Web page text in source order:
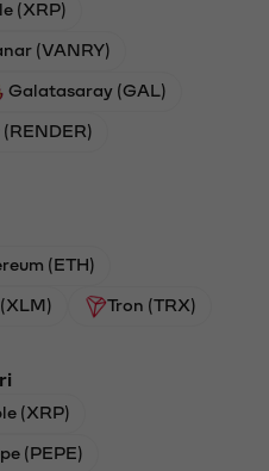
(XRP)
(VANRY)
Galatasaray (GAL)
(RENDER)
(ETH)
Tron (TRX)
(XRP)
(PEPE)